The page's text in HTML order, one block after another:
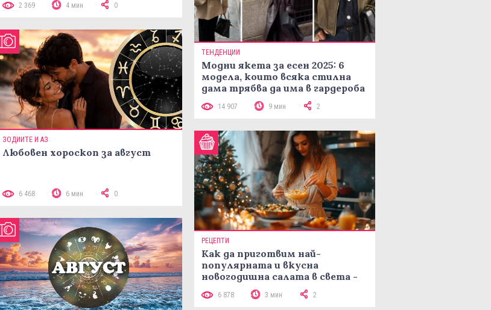
2 369 4 мин 0
ЗОДИИТЕ И АЗ
Любовен хороскоп за август
6 468 6 мин 0
ТЕНДЕНЦИИ
Модни якета за есен 2025: 6
модела, които всяка стилна
дама трябва да има в гардероба
14 907 9 мин 2
РЕЦЕПТИ
Как да приготвим най-
популярната и вкусна
новогодишна салата в света -
рецепта Мимоза
6 878 3 мин 2